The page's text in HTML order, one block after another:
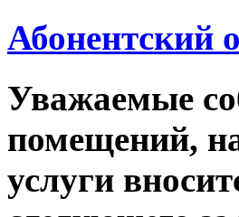
Абонентский
Уважаемые
помещений,
услуги